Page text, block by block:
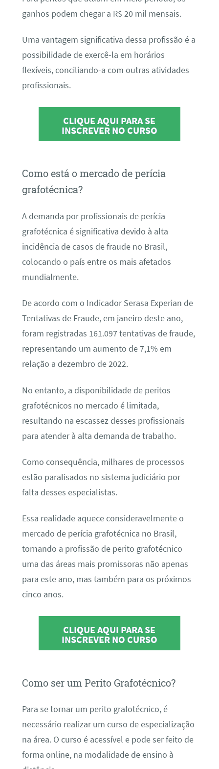
ganhos podem chegar a R$ 20 mil mensais.
Uma vantagem significativa dessa profissão é a
possibilidade de exercê-la em horários
flexíveis, conciliando-a com outras atividades
profissionais.
CLIQUE AQUI PARA SE
INSCREVER NO CURSO
Como está o mercado de perícia
grafotécnica?
A demanda por profissionais de perícia
grafotécnica é significativa devido à alta
incidência de casos de fraude no Brasil,
colocando o país entre os mais afetados
mundialmente.
De acordo com o Indicador Serasa Experian de
Tentativas de Fraude, em janeiro deste ano,
foram registradas 161.097 tentativas de fraude,
representando um aumento de 7,1% em
relação a dezembro de 2022.
No entanto, a disponibilidade de peritos
grafotécnicos no mercado é limitada,
resultando na escassez desses profissionais
para atender à alta demanda de trabalho.
Como consequência, milhares de processos
estão paralisados no sistema judiciário por
falta desses especialistas.
Essa realidade aquece consideravelmente o
mercado de perícia grafotécnica no Brasil,
tornando a profissão de perito grafotécnico
uma das áreas mais promissoras não apenas
para este ano, mas também para os próximos
cinco anos.
CLIQUE AQUI PARA SE
INSCREVER NO CURSO
Como ser um Perito Grafotécnico?
Para se tornar um perito grafotécnico, é
necessário realizar um curso de especialização
na área. O curso é acessível e pode ser feito de
forma online, na modalidade de ensino à